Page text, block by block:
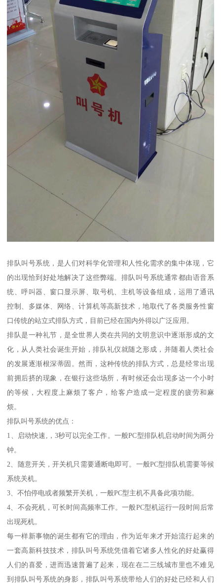
排队叫号系统，是人们对科学化管理和人性化需求的集中体现，它
的出现恰到好处地解决了这些弊端。排队叫号系统通常都由语音系
统、呼叫器、窗口显示屏、取号机、主机等设备组成，运用了通讯
控制、多媒体、网络、计算机等高新技术，地取代了各类服务性窗
口传统的站立式排队方式，目前已经在国内外得以广泛应用。
排队是一种礼节，是全世界人类在共同的文明意识中逐渐形成的文
化，从人类社会诞生开始，排队礼仪就随之形成，并随着人类社会
的发展逐渐根深蒂固。然而，这种传统的排队方式，总是经常出现
前拥后挤的现象，在银行这些场所，有时候还会出现多达一个小时
的等候，大程度上麻烦了客户，给客户造成一定程度的疲劳和麻
烦。
排队叫号系统的优点：
1、启动快速,，3秒可以完全工作。一般PC型排队机启动时间为两分
钟。
2、随意开关，开关机只需要通断电即可。一般PC型排队机需要等候
系统关机。
3、不怕停电或者频繁开关机，一般PC型主机不具备此项功能。
4、不会死机，可长时间高频率工作。一般PC型机运行一段时间后常
出现死机。
每一样新事物的诞生都有它的理由，作为近年来才开始流行起来的
一套高新科技技术，排队叫号系统凭借着它诸多人性化的好处赢得
人们的喜爱，进而迅速普遍了起来，现在在二三线城市里也不难见
到排队叫号系统的身影，排队叫号系统带给人们的好处已经和人们